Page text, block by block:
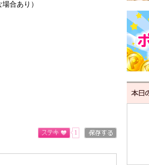
合あり）
1